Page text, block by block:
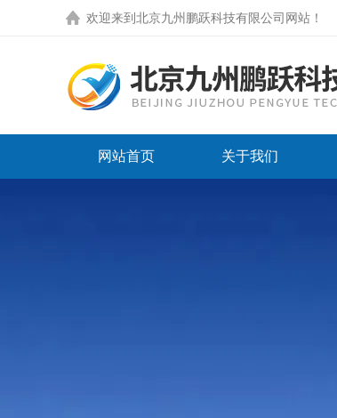
欢迎来到 北京九州鹏跃科技有限公司网站 ！
网站首页 关于我们